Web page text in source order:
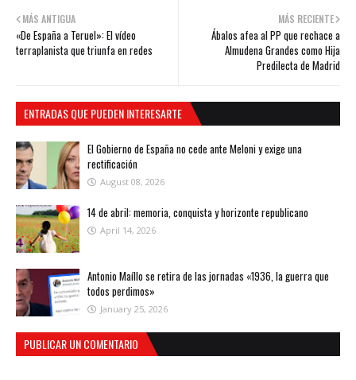
MÁS RECIENTE
Ábalos afea al PP que rechace a
Almudena Grandes como Hija
Predilecta de Madrid
MÁS ANTIGUA
«De España a Teruel»: El vídeo
terraplanista que triunfa en redes
ENTRADAS QUE PUEDEN INTERESARTE
El Gobierno de España no cede ante Meloni y exige una
rectificación
August 08, 2026
14 de abril: memoria, conquista y horizonte republicano
April 14, 2026
Antonio Maíllo se retira de las jornadas «1936, la guerra que
todos perdimos»
January 25, 2026
PUBLICAR UN COMENTARIO